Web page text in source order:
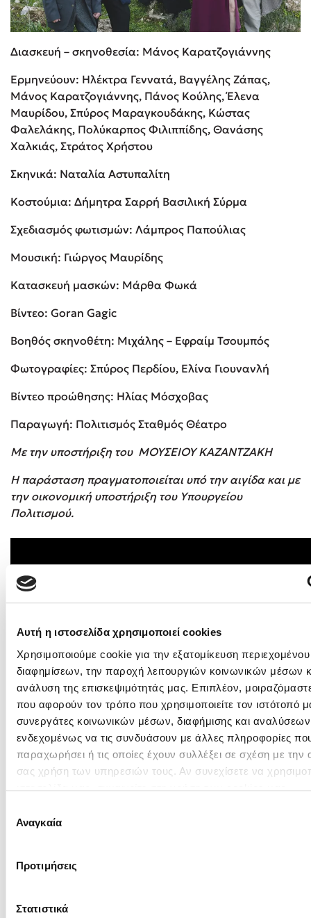
Αυτή η ιστοσελίδα χρησιμοποιεί cookies
Χρησιμοποιούμε cookie για την εξατομίκευση περιεχομένου
διαφημίσεων, την παροχή λειτουργιών κοινωνικών μέσων
ανάλυση της επισκεψιμότητάς μας. Επιπλέον,
που αφορούν τον τρόπο που χρησιμοποιείτε τον ιστότοπό
συνεργάτες κοινωνικών μέσων, διαφήμισης και αναλύσεων,
ενδεχομένως να τις συνδυάσουν με άλλες πληροφορίες
παραχωρήσει ή τις οποίες έχουν συλλέξει σε σχέση με την
σας χρήση των υπηρεσιών τους. Αν συνεχίσετε να
συγκατάθεσης
Αναγκαία
Προτιμήσεις
Στατιστικά
Διασκευή – σκηνοθεσία: Μάνος Καρατζογιάννης
Ερμηνεύουν: Ηλέκτρα Γεννατά, Βαγγέλης Ζάπας,
Μάνος Καρατζογιάννης, Πάνος Κούλης, Έλενα
Μαυρίδου, Σπύρος Μαραγκουδάκης, Κώστας
Φαλελάκης, Πολύκαρπος Φιλιππίδης, Θανάσης
Χαλκιάς, Στράτος Χρήστου
Σκηνικά: Ναταλία Αστυπαλίτη
Κοστούμια: Δήμητρα Σαρρή Βασιλική Σύρμα
Σχεδιασμός φωτισμών: Λάμπρος Παπούλιας
Μουσική: Γιώργος Μαυρίδης
Κατασκευή μασκών: Μάρθα Φωκά
Βίντεο: Goran Gagic
Βοηθός σκηνοθέτη: Μιχάλης – Εφραίμ Τσουμπός
Φωτογραφίες: Σπύρος Περδίου, Ελίνα Γιουνανλή
Βίντεο προώθησης: Ηλίας Μόσχοβας
Παραγωγή: Πολιτισμός Σταθμός Θέατρο
Με την υποστήριξη του ΜΟΥΣΕΙΟΥ ΚΑΖΑΝΤΖΑΚΗ
Η παράσταση πραγματοποιείται υπό την αιγίδα και με
την οικονομική υποστήριξη του Υπουργείου
Πολιτισμού.
Παπαγεωργίου.
*Ανακαλύψτε το σπουδαίο έργο του Νίκου